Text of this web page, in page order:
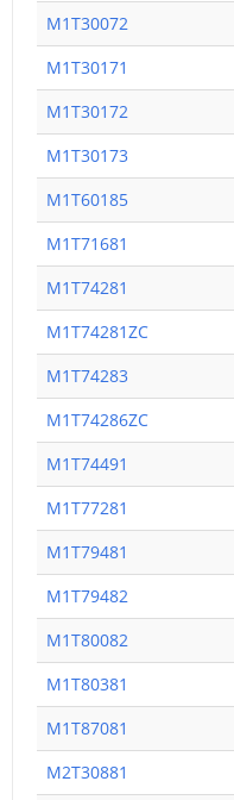
M1T30072
M1T30171
M1T30172
M1T30173
M1T60185
M1T71681
M1T74281
M1T74281ZC
M1T74283
M1T74286ZC
M1T74491
M1T77281
M1T79481
M1T79482
M1T80082
M1T80381
M1T87081
M2T30881